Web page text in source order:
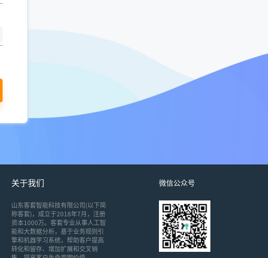
关于我们
山东客套智能科技有限公司(以下简
称客套)，成立于2018年7月，注册
资本1000万。客套专业从事人工智
能和大数据分析，基于业务规则引
擎和机器学习系统，帮助客户提高
转化和留存、增加扩展和交叉销
微信公众号